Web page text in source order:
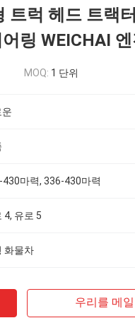
트럭 헤드 트랙
링 WEICHAI 엔
MOQ: 1 단위
430마력, 336-430마력
4, 유로 5
화물차
우리를 메일